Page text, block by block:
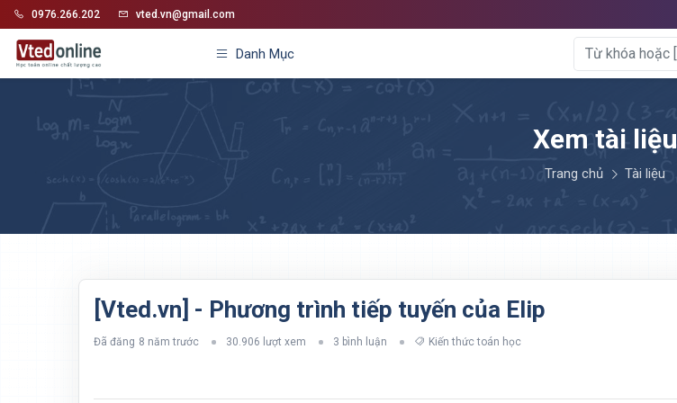
0976.266.202 vted.vn@gmail.com
Danh Mục
Xem tài liệu
Trang chủ Tài liệu
[Vted.vn] - Phương trình tiếp tuyến của Elip
Đã đăng 8 năm trước 30.906 lượt xem 3 bình luận Kiến thức toán học